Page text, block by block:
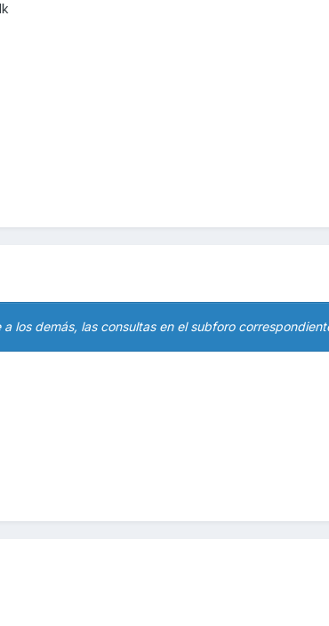
los demás, las consultas en el subforo